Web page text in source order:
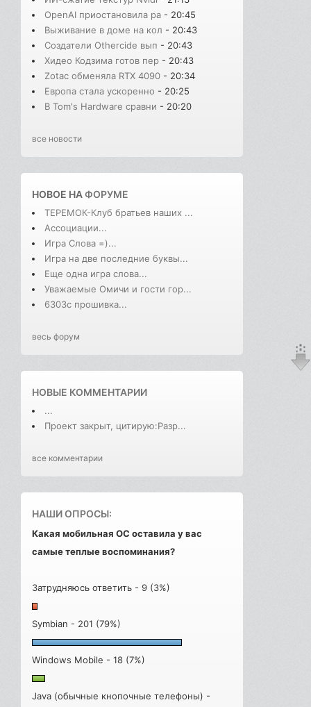
OpenAI приостановила ра - 20:45
Выживание в доме на кол - 20:43
Создатели Othercide вып - 20:43
Хидео Кодзима готов пер - 20:43
Zotac обменяла RTX 4090 - 20:34
Европа стала ускоренно - 20:25
В Tom's Hardware сравни - 20:20
все новости
НОВОЕ НАФОРУМЕ
ТЕРЕМОК-Клуб братьев наших ...
Ассоциации...
Игра Слова =)...
Игра на две последние буквы...
Еще одна игра слова...
Уважаемые Омичи и гости гор...
6303с прошивка...
весь форум
НОВЫЕ КОММЕНТАРИИ
...
Проект закрыт, цитирую:Разр...
все комментарии
НАШИ ОПРОСЫ:
Какая мобильная ОС оставила у вас
самые теплые воспоминания?
Затрудняюсь ответить - 9 (3%)
Symbian - 201 (79%)
Windows Mobile - 18 (7%)
Java (обычные кнопочные телефоны) -